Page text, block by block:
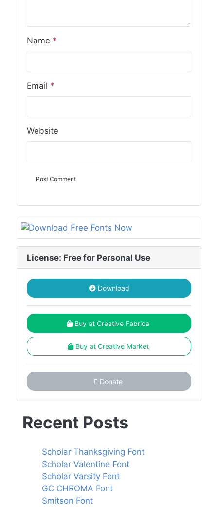
Name *
Email *
Website
License: Free for Personal Use
Download
Buy at Creative Fabrica
Buy at Creative Market
Donate
Recent Posts
Scholar Thanksgiving Font
Scholar Valentine Font
Scholar Varsity Font
GC CHROMA Font
Smitson Font